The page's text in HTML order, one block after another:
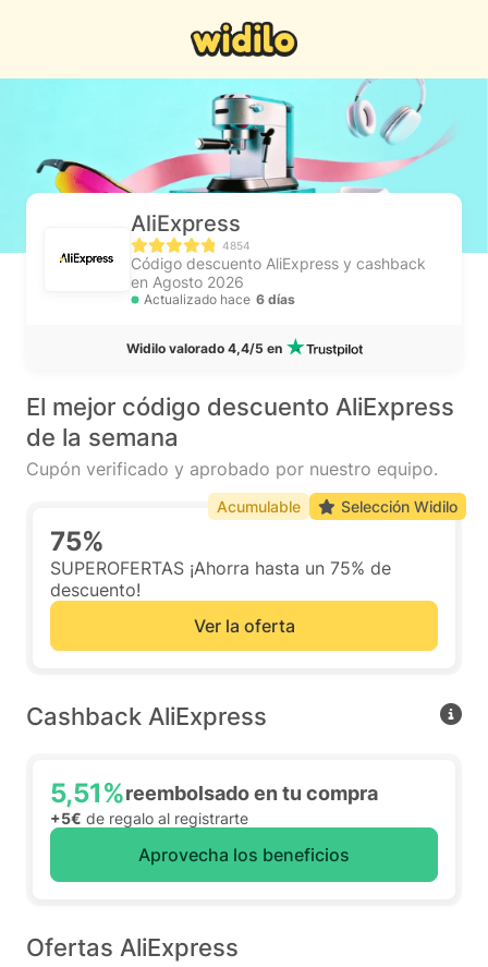
AliExpress
4854
Código descuento AliExpress y cashback
en Agosto 2026
Actualizado hace 6 días
Widilo valorado 4,4/5 en
El mejor código descuento AliExpress
de la semana
Cupón verificado y aprobado por nuestro equipo.
75%
SUPEROFERTAS ¡Ahorra hasta un 75% de
descuento!
Ver la oferta
Acumulable Selección Widilo
Cashback AliExpress
5,51%reembolsado en tu compra
+5€ de regalo al registrarte
Aprovecha los beneficios
Ofertas AliExpress